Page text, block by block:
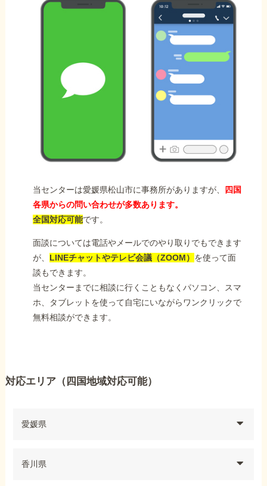
当センターは愛媛県松山市に事務所がありますが、
四国
各県からの問い合わせが多数あります。
全国対応可能です。
面談については電話やメールでのやり取りでもできます
が、 LINEチャットやテレビ会議（ZOOM） を使って面
談もできます。
当センターまでに相談に行くこともなくパソコン、スマ
ホ、タブレットを使って自宅にいながらワンクリックで
無料相談ができます。
対応エリア（四国地域対応可能）
愛媛県
香川県